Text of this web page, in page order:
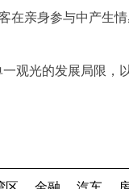
亲身参与中产生情
观光的发展局限